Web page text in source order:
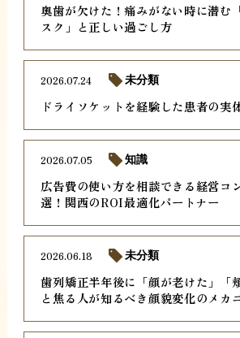
奥歯が欠けた！痛みがない時に潜む
スク」と正しい過ごし方
ドライソケットを経験した患者の実
2026.07.24 未分類
広告費の使い方を相談できる経営コ
選！関西のROI最適化パートナー
2026.07.05 知識
歯列矯正半年後に「顔が老けた」「
と焦る人が知るべき顔貌変化のメカ
2026.06.18 未分類